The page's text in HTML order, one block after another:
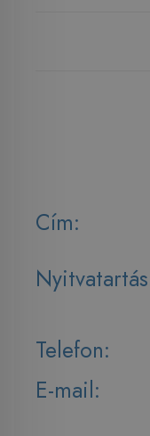
Cím:
Telefon:
E-mail: